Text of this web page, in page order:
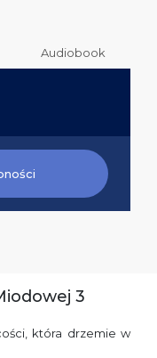
Audiobook
3
która drzemie w